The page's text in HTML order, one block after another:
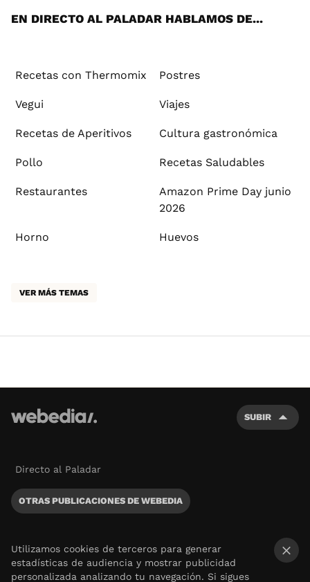
EN DIRECTO AL PALADAR HABLAMOS DE...
Recetas con Thermomix Postres
Vegui Viajes
Recetas de Aperitivos Cultura gastronómica
Pollo Recetas Saludables
Restaurantes
Amazon Prime Day junio
2026
Horno Huevos
VER MÁS TEMAS
SUBIR
Directo al Paladar
OTRAS PUBLICACIONES DE WEBEDIA
Utilizamos cookies de terceros para generar
estadísticas de audiencia y mostrar publicidad
personalizada analizando tu navegación. Si sigues